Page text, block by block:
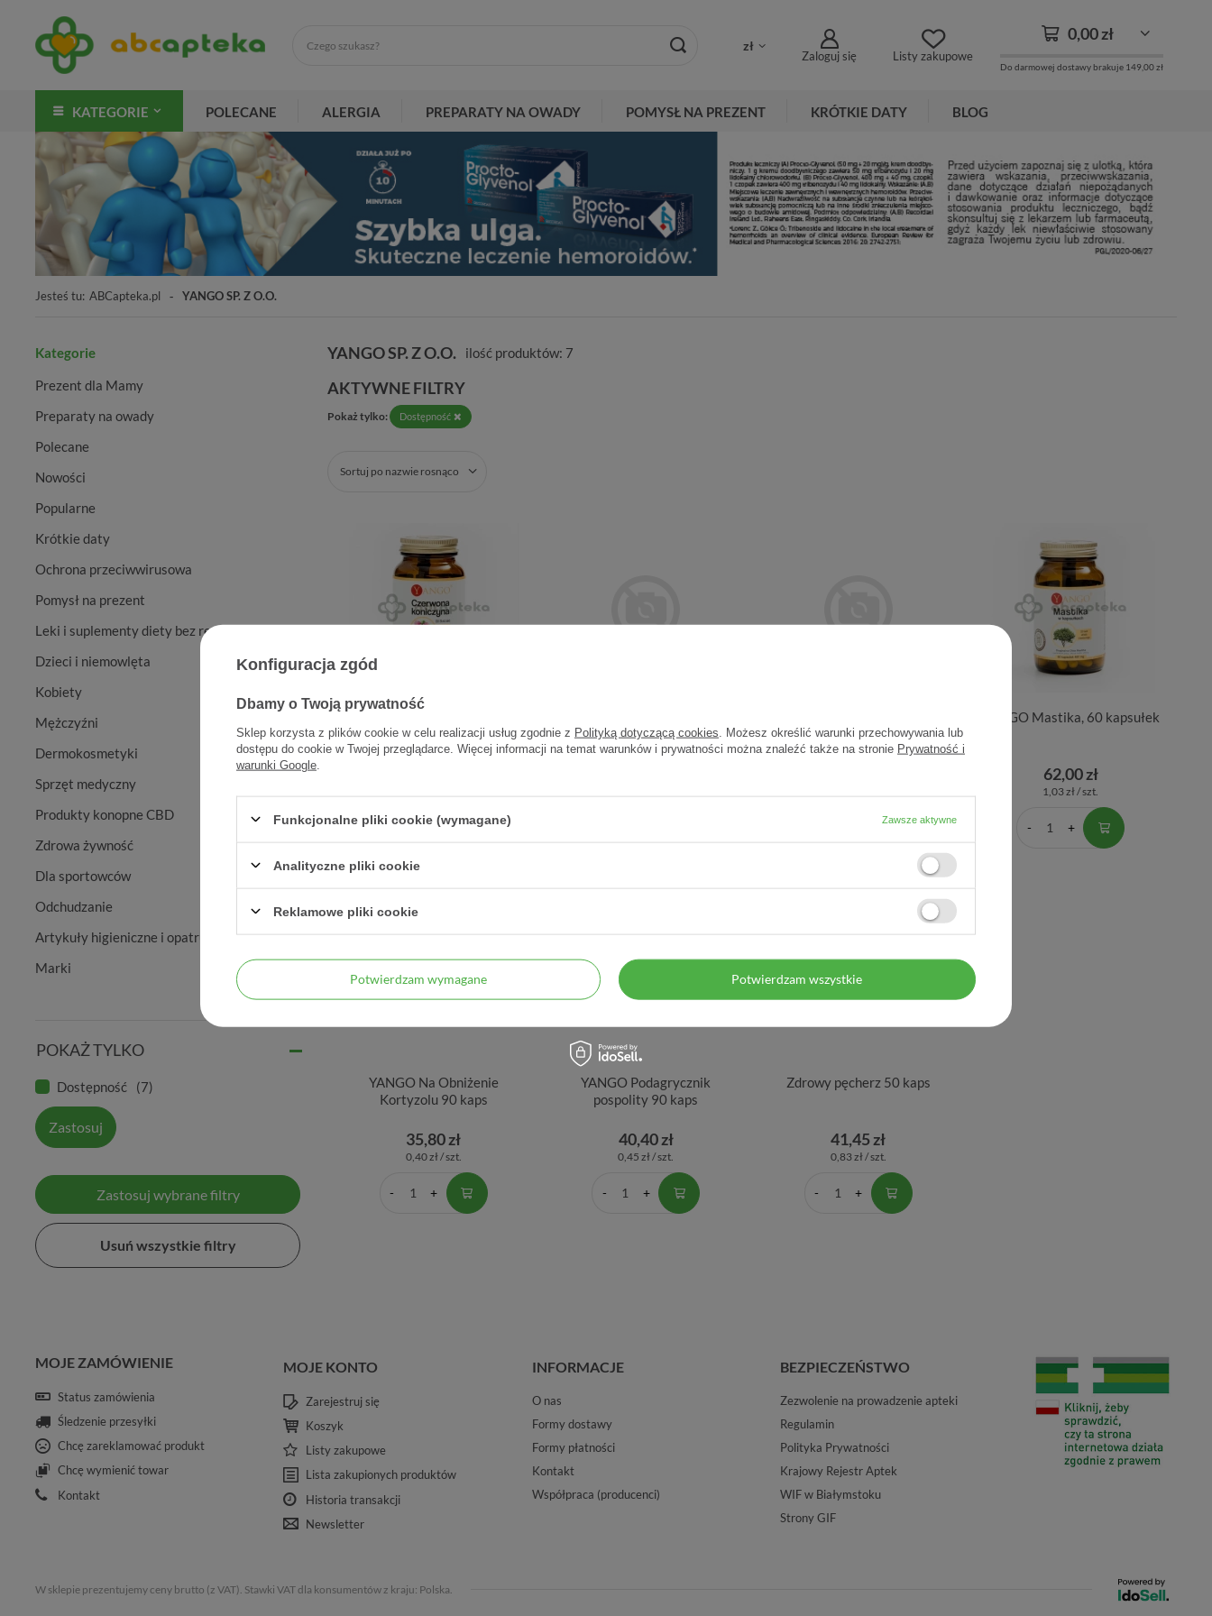
zł
Zaloguj się Listy zakupowe
0,00 zł
Do darmowej dostawy brakuje 149,00 zł
KATEGORIE POLECANE ALERGIA PREPARATY NA OWADY POMYSŁ NA PREZENT KRÓTKIE DATY BLOG
Jesteś tu: ABCapteka.pl YANGO SP. Z O.O.
Kategorie
Prezent dla Mamy
Preparaty na owady
Polecane
Nowości
Popularne
Krótkie daty
Ochrona przeciwwirusowa
Pomysł na prezent
Leki i suplementy diety bez recepty
Dzieci i niemowlęta
Kobiety
Mężczyźni
Dermokosmetyki
Sprzęt medyczny
Produkty konopne CBD
Zdrowa żywność
Dla sportowców
Odchudzanie
Artykuły higieniczne i opatrunkowe
Marki
POKAŻ TYLKO
Dostępność 7
Zastosuj
Zastosuj wybrane filtry
Usuń wszystkie filtry
YANGO SP. Z O.O. ilość produktów: 7
AKTYWNE FILTRY
Pokaż tylko: Dostępność
Sortuj po nazwie rosnąco
YANGO Czerwona koniczyna
485 mg, 90 kapsułek
mg 90 kaps
kaps
YANGO Mastika, 60 kapsułek
62,00 zł
1,03 zł / szt.
YANGO Na Obniżenie
Kortyzolu 90 kaps
35,80 zł
0,40 zł / szt.
YANGO Podagrycznik
pospolity 90 kaps
40,40 zł
0,45 zł / szt.
Zdrowy pęcherz 50 kaps
41,45 zł
0,83 zł / szt.
MOJE ZAMÓWIENIE
Status zamówienia
Śledzenie przesyłki
Chcę zareklamować produkt
Chcę wymienić towar
Kontakt
MOJE KONTO
Zarejestruj się
Koszyk
Listy zakupowe
Lista zakupionych produktów
Historia transakcji
Newsletter
INFORMACJE
O nas
Formy dostawy
Formy płatności
Kontakt
Współpraca (producenci)
BEZPIECZEŃSTWO
Zezwolenie na prowadzenie apteki
Regulamin
Polityka Prywatności
Krajowy Rejestr Aptek
WIF w Białymstoku
Strony GIF
W sklepie prezentujemy ceny brutto (z VAT). Stawki VAT dla konsumentów z kraju: Polska.
Konfiguracja zgód
Dbamy o Twoją prywatność
Sklep korzysta z plików cookie w celu realizacji usług zgodnie z Polityką dotyczącą cookies . Możesz określić warunki przechowywania lub
dostępu do cookie w Twojej przeglądarce. Więcej informacji na temat warunków i prywatności można znaleźć także na stronie Prywatność i
warunki Google
Funkcjonalne pliki cookie (wymagane) Zawsze aktywne
Analityczne pliki cookie
Reklamowe pliki cookie
Potwierdzam wymagane Potwierdzam wszystkie